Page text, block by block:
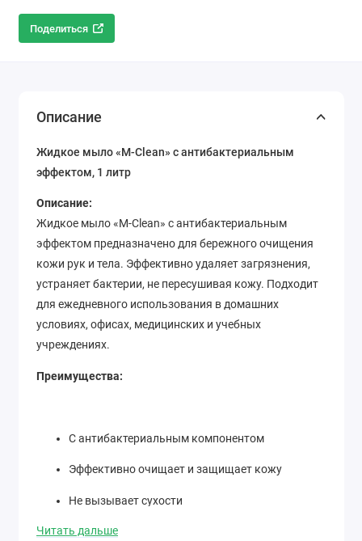
Поделиться
Описание
Жидкое мыло «M-Clean» с антибактериальным
эффектом, 1 литр
Описание:
Жидкое мыло «M-Clean» с антибактериальным
эффектом предназначено для бережного очищения
кожи рук и тела. Эффективно удаляет загрязнения,
устраняет бактерии, не пересушивая кожу. Подходит
для ежедневного использования в домашних
условиях, офисах, медицинских и учебных
учреждениях.
Преимущества:
С антибактериальным компонентом
Эффективно очищает и защищает кожу
Не вызывает сухости
Подходит для всех типов кожи
Читать дальше